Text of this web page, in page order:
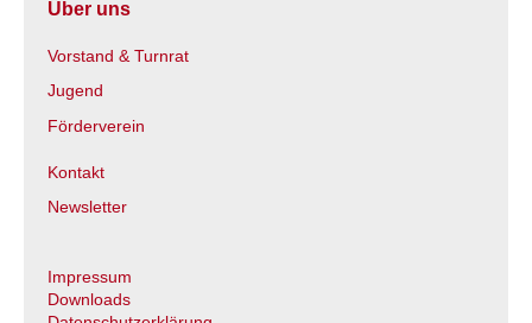
Über uns
Vorstand & Turnrat
Jugend
Förderverein
Kontakt
Newsletter
Impressum
Downloads